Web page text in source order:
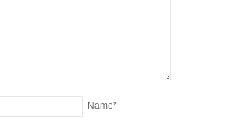
Name*